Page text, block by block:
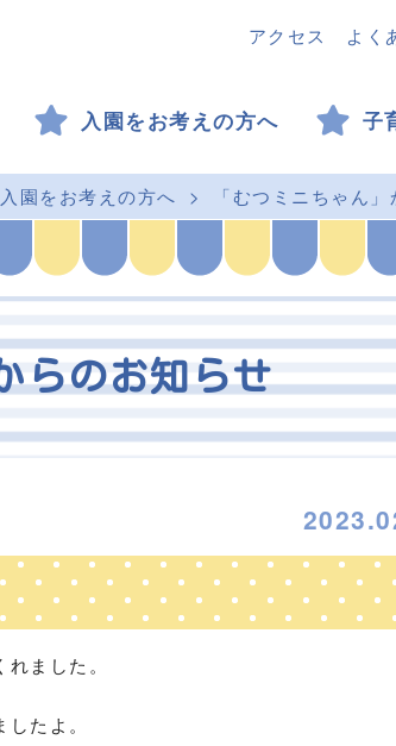
アクセス よく
入園をお考えの方へ 子
入園をお考えの方へ 「むつミニちゃん
らのお知らせ
ました。
たよ。